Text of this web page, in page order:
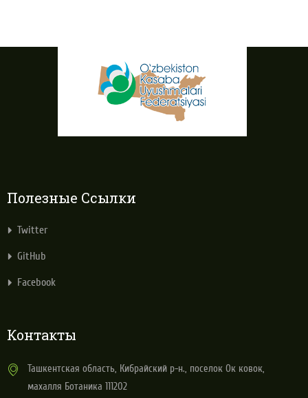
Полезные Ссылки
Twitter
GitHub
Facebook
Контакты
Ташкентская область, Кибрайский р-н., поселок Ок ковок,
махалля Ботаника 111202